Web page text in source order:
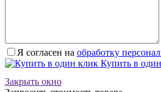
Я согласен на обработку
Купить в
Закрыть окно